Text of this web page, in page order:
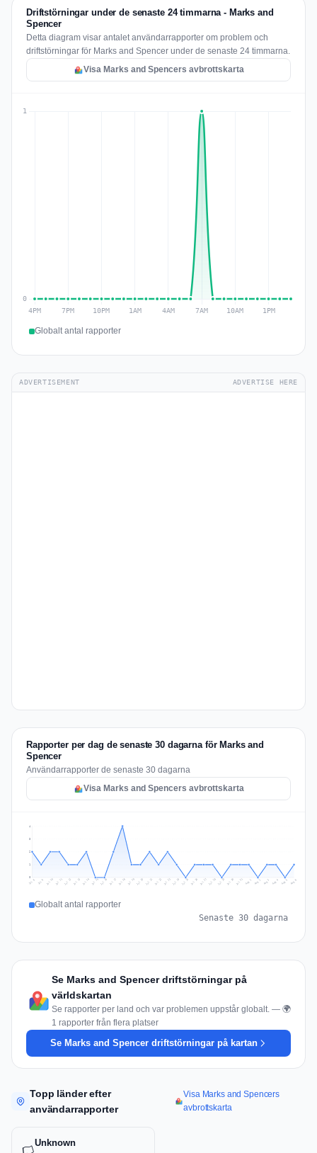
Driftstörningar under de senaste 24 timmarna - Marks and
Spencer
Detta diagram visar antalet användarrapporter om problem och
driftstörningar för Marks and Spencer under de senaste 24 timmarna.
Visa Marks and Spencers avbrottskarta
Globalt antal rapporter
ADVERTISEMENT ADVERTISE HERE
Rapporter per dag de senaste 30 dagarna för Marks and
Spencer
Användarrapporter de senaste 30 dagarna
Visa Marks and Spencers avbrottskarta
1
2
3
4
Jul 8 Jul 9 Jul 10 Jul 11 Jul 12 Jul 13 Jul 14 Jul 15 Jul 16 Jul 17 Jul 18 Jul 19 Jul 20 Jul 21 Jul 22 Jul 23 Jul 24 Jul 25 Jul 26 Jul 27 Jul 28 Jul 29 Jul 30 Jul 31 Aug 1 Aug 2 Aug 3 Aug 4 Aug 5 Aug 6
Globalt antal rapporter
Senaste 30 dagarna
Se Marks and Spencer driftstörningar på
världskartan
Se rapporter per land och var problemen uppstår globalt. — 🌍
1 rapporter från flera platser
Se Marks and Spencer driftstörningar på kartan
Topp länder efter
användarrapporter
Visa Marks and Spencers
avbrottskarta
Unknown